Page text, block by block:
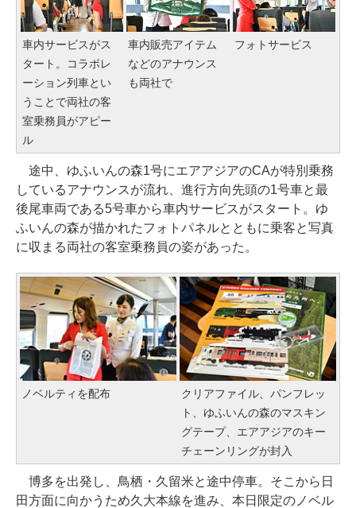
車内サービスがス
タート。コラボレ
ーション列車とい
うことで両社の客
室乗務員がアピー
ル
車内販売アイテム
などのアナウンス
も両社で
フォトサービス
途中、ゆふいんの森1号にエアアジアのCAが特別乗務
しているアナウンスが流れ、進行方向先頭の1号車と最
後尾車両である5号車から車内サービスがスタート。ゆ
ふいんの森が描かれたフォトパネルとともに乗客と写真
に収まる両社の客室乗務員の姿があった。
ノベルティを配布
クリアファイル、パンフレッ
ト、ゆふいんの森のマスキン
グテープ、エアアジアのキー
チェーンリングが封入
博多を出発し、鳥栖・久留米と途中停車。そこから日
田方面に向かうため久大本線を進み、本日限定のノベル